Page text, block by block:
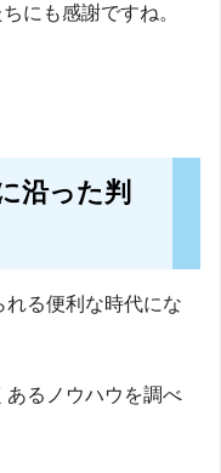
にも感謝ですね。
沿った判
る便利な時代にな
あるノウハウを調べ